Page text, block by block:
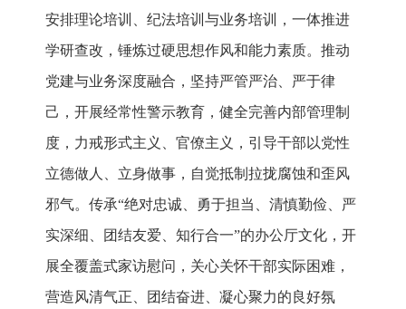
安排理论培训、纪法培训与业务培训，一体推进
学研查改，锤炼过硬思想作风和能力素质。推动
党建与业务深度融合，坚持严管严治、严于律
己，开展经常性警示教育，健全完善内部管理制
度，力戒形式主义、官僚主义，引导干部以党性
立德做人、立身做事，自觉抵制拉拢腐蚀和歪风
邪气。传承“绝对忠诚、勇于担当、清慎勤俭、严
实深细、团结友爱、知行合一”的办公厅文化，开
展全覆盖式家访慰问，关心关怀干部实际困难，
营造风清气正、团结奋进、凝心聚力的良好氛